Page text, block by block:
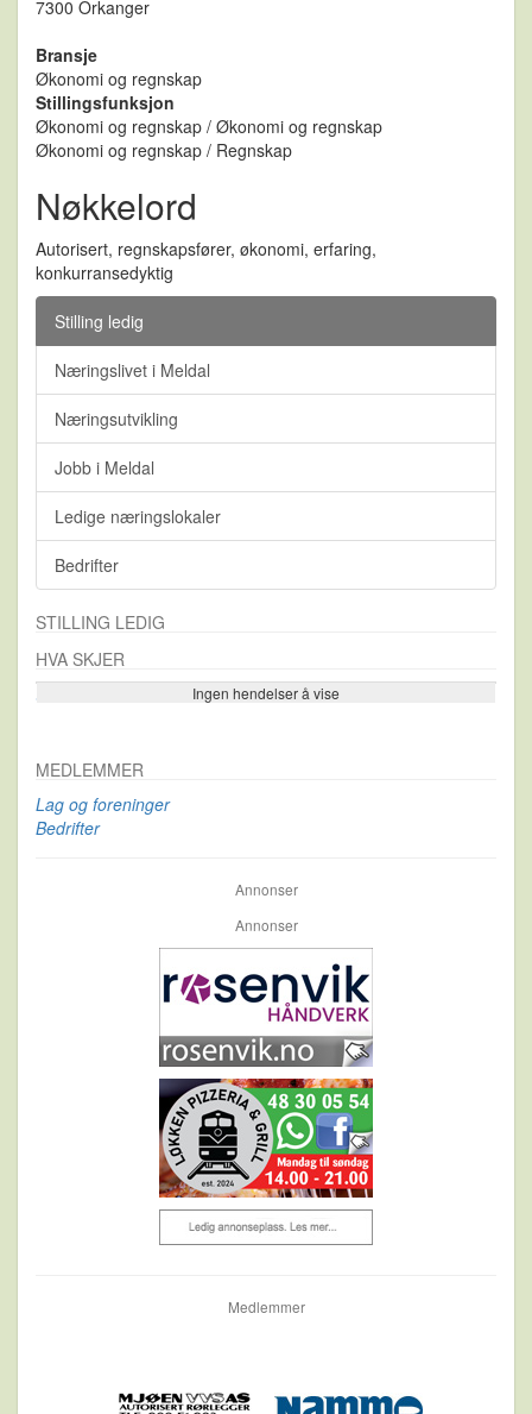
7300 Orkanger
Bransje
Økonomi og regnskap
Stillingsfunksjon
Økonomi og regnskap / Økonomi og regnskap
Økonomi og regnskap / Regnskap
Nøkkelord
Autorisert, regnskapsfører, økonomi, erfaring,
konkurransedyktig
Stilling ledig
Næringslivet i Meldal
Næringsutvikling
Jobb i Meldal
Ledige næringslokaler
Bedrifter
STILLING LEDIG
HVA SKJER
Ingen hendelser å vise
Se flere…
MEDLEMMER
Lag og foreninger
Bedrifter
Annonser
Annonser
Medlemmer